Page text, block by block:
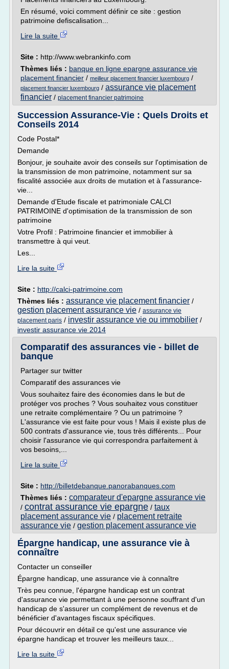
En résumé, voici comment définir ce site : gestion
patrimoine defiscalisation...
Lire la suite
Site : http://www.webrankinfo.com
Thèmes liés : banque en ligne epargne assurance vie
placement financier / meilleur placement financier luxembourg /
placement financier luxembourg / assurance vie placement
financier / placement financier patrimoine
Succession Assurance-Vie : Quels Droits et
Conseils 2014
Code Postal*
Demande
Bonjour, je souhaite avoir des conseils sur l'optimisation de
la transmission de mon patrimoine, notamment sur sa
fiscalité associée aux droits de mutation et à l'assurance-
vie...
Demande d'Etude fiscale et patrimoniale CALCI
PATRIMOINE d'optimisation de la transmission de son
patrimoine
Votre Profil : Patrimoine financier et immobilier à
transmettre à qui veut.
Les...
Lire la suite
Site : http://calci-patrimoine.com
Thèmes liés : assurance vie placement financier /
gestion placement assurance vie / assurance vie
placement paris / investir assurance vie ou immobilier /
investir assurance vie 2014
Comparatif des assurances vie - billet de
banque
Partager sur twitter
Comparatif des assurances vie
Vous souhaitez faire des économies dans le but de
protéger vos proches ? Vous souhaitez vous constituer
une retraite complémentaire ? Ou un patrimoine ?
L'assurance vie est faite pour vous ! Mais il existe plus de
500 contrats d'assurance vie, tous très différents... Pour
choisir l'assurance vie qui correspondra parfaitement à
vos besoins,...
Lire la suite
Site : http://billetdebanque.panorabanques.com
Thèmes liés : comparateur d'epargne assurance vie
/ contrat assurance vie epargne / taux
placement assurance vie / placement retraite
assurance vie / gestion placement assurance vie
Épargne handicap, une assurance vie à
connaître
Contacter un conseiller
Épargne handicap, une assurance vie à connaître
Très peu connue, l'épargne handicap est un contrat
d'assurance vie permettant à une personne souffrant d'un
handicap de s'assurer un complément de revenus et de
bénéficier d'avantages fiscaux spécifiques.
Pour découvrir en détail ce qu'est une assurance vie
épargne handicap et trouver les meilleurs taux...
Lire la suite